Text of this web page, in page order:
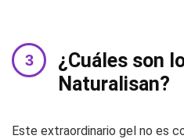
¿Cuáles son
Naturalisan?
Este extraordinario gel no es